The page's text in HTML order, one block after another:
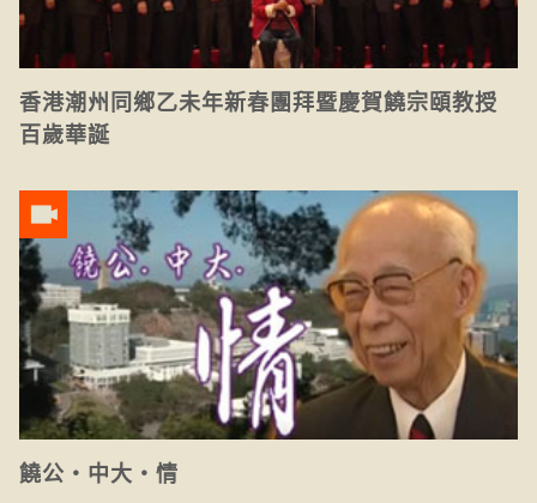
香港潮州同鄉乙未年新春團拜暨慶賀饒宗頤教授
百歲華誕
饒公‧中大‧情